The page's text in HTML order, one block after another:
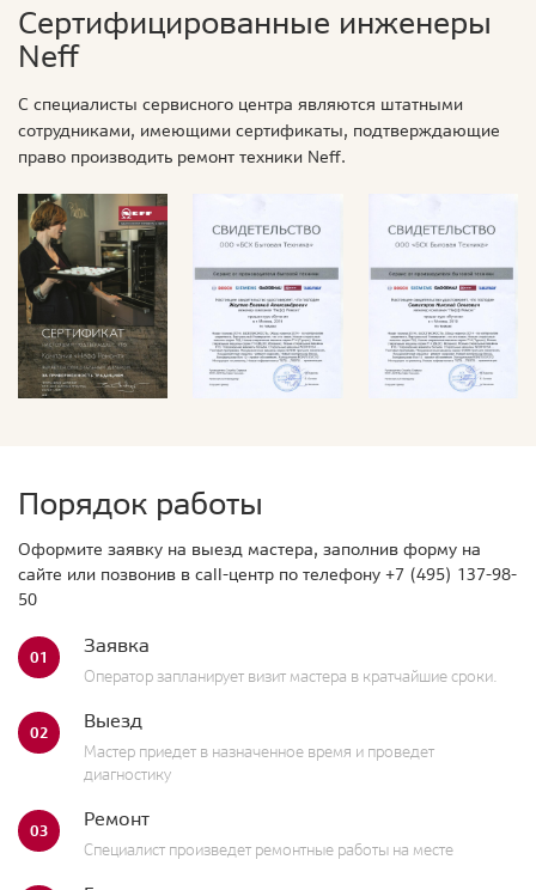
Сертифицированные инженеры
Neff
С специалисты сервисного центра являются штатными
сотрудниками, имеющими сертификаты, подтверждающие
право производить ремонт техники Neff.
Порядок работы
Оформите заявку на выезд мастера, заполнив форму на
сайте или позвонив в call-центр по телефону +7 (495) 137-98-
50
01 Заявка
Оператор запланирует визит мастера в кратчайшие сроки.
02 Выезд
Мастер приедет в назначенное время и проведет
диагностику
03 Ремонт
Специалист произведет ремонтные работы на месте